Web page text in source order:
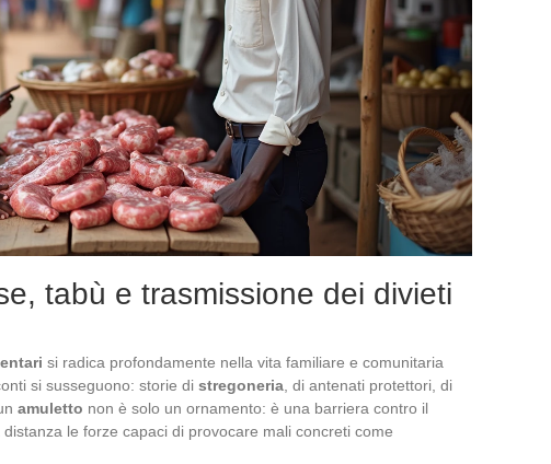
tabù e trasmissione dei divieti
si radica profondamente nella vita familiare e comunitaria
si susseguono: storie di stregoneria , di antenati protettori, di
amuletto non è solo un ornamento: è una barriera contro il
distanza le forze capaci di provocare mali concreti come